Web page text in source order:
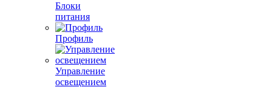
Блоки
питания
Профиль
Управление
освещением